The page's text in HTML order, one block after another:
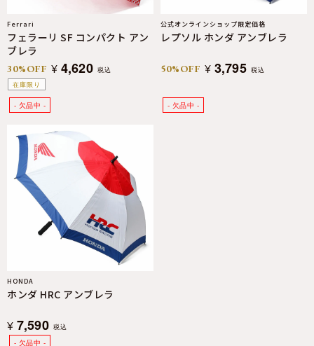
在庫限り
Ferrari
フェラーリ SF コンパクト アン
ブレラ
30%OFF ¥ 4,620 税込
公式オンラインショップ限定価格
レプソル ホンダ アンブレラ
50%OFF ¥ 3,795 税込
HONDA
ホンダ HRC アンブレラ
¥ 7,590 税込